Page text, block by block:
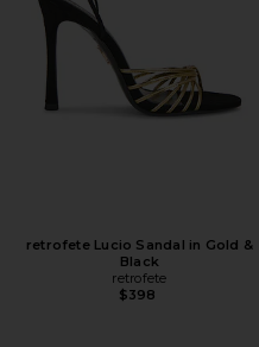
retrofete Lucio Sandal in Gold &
Black
retrofete
$398